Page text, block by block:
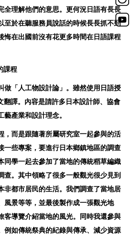
全理解他們的意思。更何況日語有長長
至於在聽服務員說話的時候長長抓不到
悔在出國前沒有花更多時間在日語課程
課程
做「人工物設計論」。雖然使用日語授
翻譯。內容是請許多日本設計師、協會
藝產業和設計理念。
，而是跟隨著所屬研究室一起參與的活
一些專案，要進行日本鄉鎮地區的調查
同學一起去參加了當地的傳統稻草編織
查。其中領略了很多一般觀光很少見到
非都市居民的生活。我們調查了當地居
風景等等，並最後製作成一張觀光地
客導覽介紹當地的風光。同時我還參與
例如傳統祭典的紀錄與傳承、減少資源